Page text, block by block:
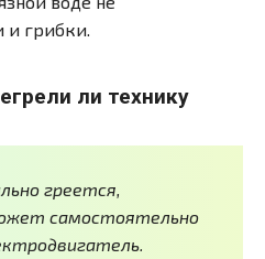
и грибки.
ли технику
греется,
самостоятельно